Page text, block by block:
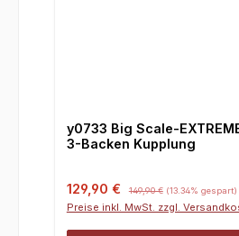
y0733 Big Scale-
3-Backen Kupplung
Verkaufspreis:
129,90 € 149,90 € (13.34% gespart)
Preise inkl. MwSt. zzgl.